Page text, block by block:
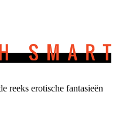
reeks erotische fantasieën